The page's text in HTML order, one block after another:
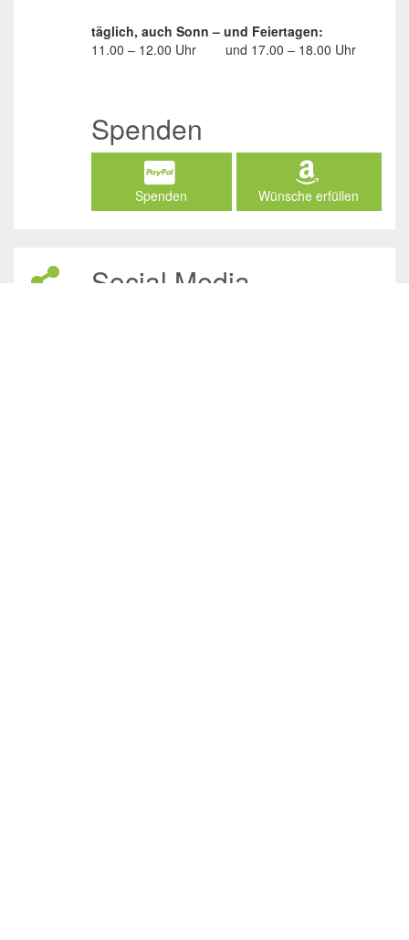
täglich, auch Sonn – und Feiertagen:
11.00 – 12.00 Uhr
und 17.00 – 18.00 Uhr
Spenden
Spenden Wünsche erfüllen
Social Media